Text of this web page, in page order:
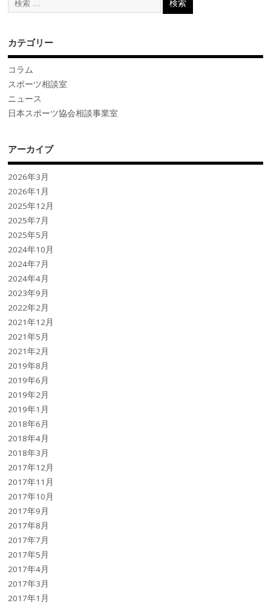
o
k
dI
カテゴリー
コラム
スポーツ相談室
ニュース
日本スポーツ協会相談事業室
アーカイブ
2026年3月
2026年1月
2025年12月
2025年7月
2025年5月
2024年10月
2024年7月
2024年4月
2023年9月
2022年2月
2021年12月
2021年5月
2021年2月
2019年8月
2019年6月
2019年2月
2019年1月
2018年6月
2018年4月
2018年3月
2017年12月
2017年11月
2017年10月
2017年9月
2017年8月
2017年7月
2017年5月
2017年4月
2017年3月
2017年1月